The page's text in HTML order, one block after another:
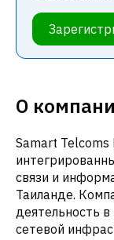
О
Samart Telcoms
связи и
Таиланде.
деятельность
сетевой